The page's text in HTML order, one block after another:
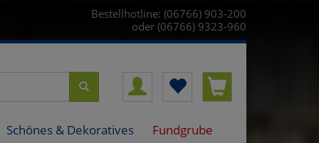
Bestellhotline: (06766) 903-200
oder (06766) 9323-960
Schönes & Dekoratives Fundgrube